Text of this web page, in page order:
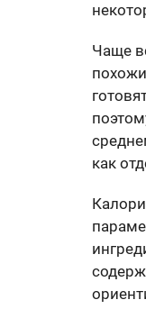
Чаще
как